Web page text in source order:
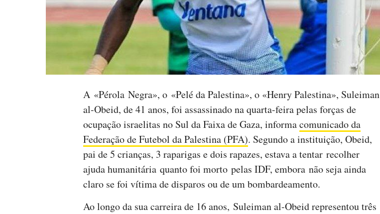
A «Pérola Negra», o «Pelé da Palestina», o «Henry Palestina», Suleiman
al-Obeid, de 41 anos, foi assassinado na quarta-feira pelas forças de
ocupação israelitas no Sul da Faixa de Gaza, informacomunicado da
Federação de Futebol da Palestina (PFA). Segundo a instituição, Obeid,
pai de 5 crianças, 3 raparigas e dois rapazes, estava a tentar recolher
ajuda humanitária quanto foi morto pelas IDF, embora não seja ainda
claro se foi vítima de disparos ou de um bombardeamento.
Ao longo da sua carreira de 16 anos, Suleiman al-Obeid representou três